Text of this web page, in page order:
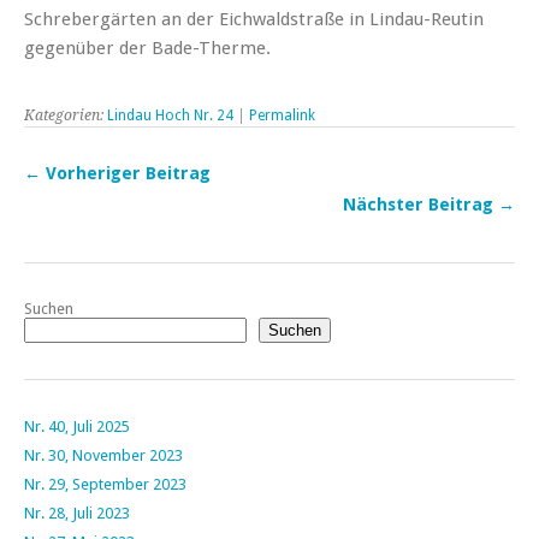
Schrebergärten an der Eichwaldstraße in Lindau-Reutin
gegenüber der Bade-Therme.
Kategorien: Lindau Hoch Nr. 24 Permalink
← Vorheriger Beitrag
Nächster Beitrag →
Suchen
Suchen
Nr. 40, Juli 2025
Nr. 30, November 2023
Nr. 29, September 2023
Nr. 28, Juli 2023